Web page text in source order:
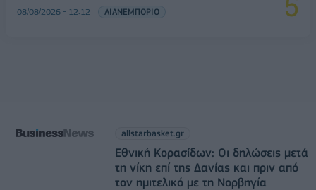
08/08/2026 - 12:12 ΛΙΑΝΕΜΠΟΡΙΟ
allstarbasket.gr
Εθνική Κορασίδων: Οι δηλώσεις μετά
τη νίκη επί της Δανίας και πριν από
τον ημιτελικό με τη Νορβηγία